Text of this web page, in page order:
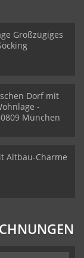
Großzügiges
Dorf mit
-
München
Altbau-Charme